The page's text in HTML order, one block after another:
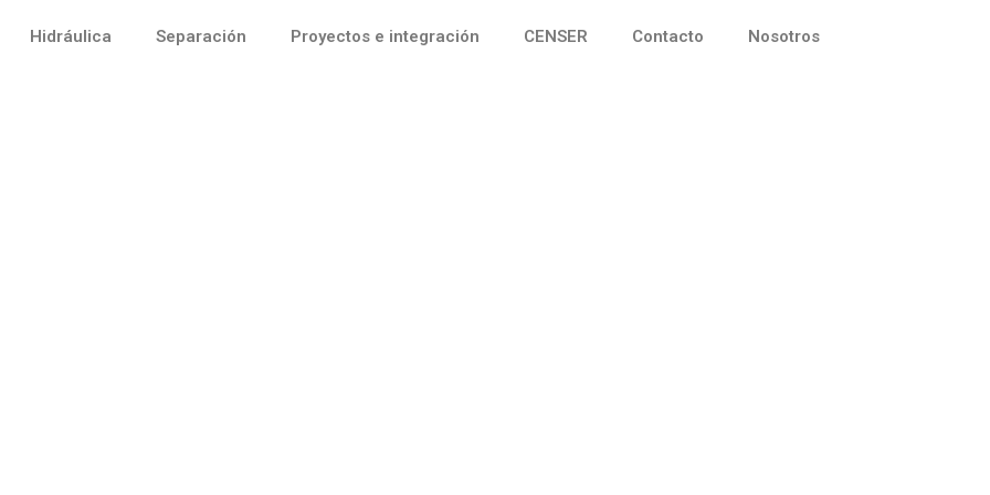
Hidráulica Separación Proyectos e integración CENSER Contacto Nosotros